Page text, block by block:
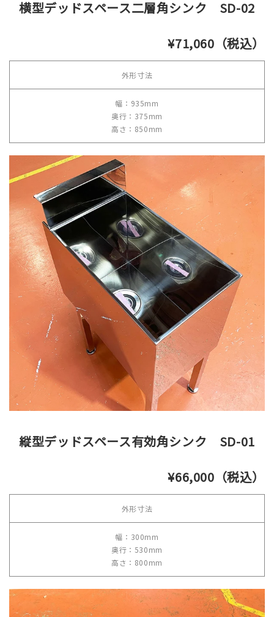
横型デッドスペース二層角シンク SD-02
¥71,060（税込）
外形寸法
幅：935mm
奥行：375mm
高さ：850mm
縦型デッドスペース有効角シンク SD-01
¥66,000（税込）
外形寸法
幅：300mm
奥行：530mm
高さ：800mm